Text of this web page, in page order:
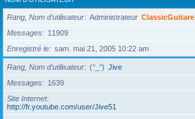
Rang, Nom d’utilisateur Administrateur ClassicGuitare
Messages
11909
Enregistré le
sam. mai 21, 2005 10:22 am
Rang, Nom d’utilisateur (°_°) Jive
Messages
1639
Site Internet
http://fr.youtube.com/user/Jive51